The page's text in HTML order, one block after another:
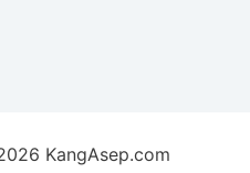
KangAsep.com